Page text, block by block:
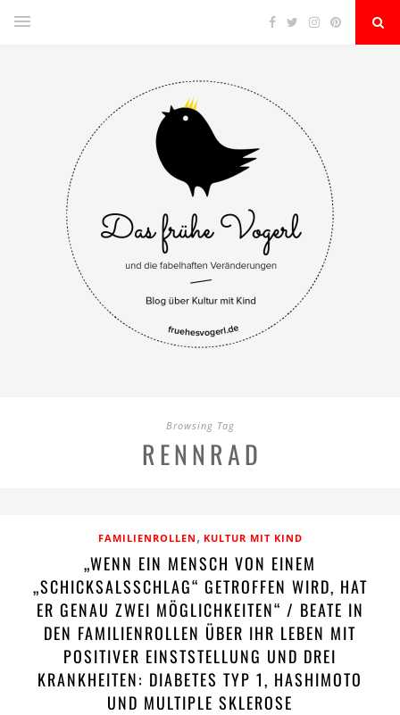
Browsing Tag
RENNRAD
FAMILIENROLLEN , KULTUR MIT KIND
„WENN EIN MENSCH VON EINEM
„SCHICKSALSSCHLAG“ GETROFFEN WIRD, HAT
ER GENAU ZWEI MÖGLICHKEITEN“ / BEATE IN
DEN FAMILIENROLLEN ÜBER IHR LEBEN MIT
POSITIVER EINSTSTELLUNG UND DREI
KRANKHEITEN: DIABETES TYP 1, HASHIMOTO
UND MULTIPLE SKLEROSE